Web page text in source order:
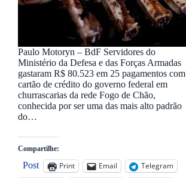
Paulo Motoryn – BdF Servidores do
Ministério da Defesa e das Forças Armadas
gastaram R$ 80.523 em 25 pagamentos com
cartão de crédito do governo federal em
churrascarias da rede Fogo de Chão,
conhecida por ser uma das mais alto padrão
do…
Compartilhe:
Post Print Email
Telegram